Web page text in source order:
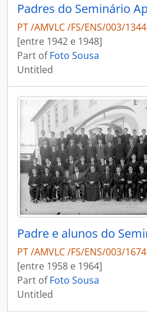
PT /AMVLC /FS/ENS/003/1344
[entre 1942 e 1948]
Part ofFoto Sousa
Untitled
PT /AMVLC /FS/ENS/003/1674
[entre 1958 e 1964]
Part ofFoto Sousa
Untitled